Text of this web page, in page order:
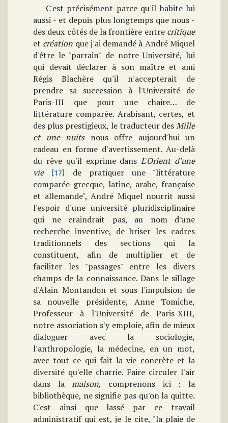
C'est précisément parce qu'il habite lui
aussi - et depuis plus longtemps que nous -
des deux côtés de la frontière entrecritique
et création que j'ai demandé à André Miquel
d'être le "parrain" de notre Université, lui
qui devait déclarer à son maître et ami
Régis Blachère qu'il n'accepterait de
prendre sa succession à l'Université de
Paris-III que pour une chaire… de
littérature comparée. Arabisant, certes, et
des plus prestigieux, le traducteur desMille
et une nuitsnous offre aujourd'hui un
cadeau en forme d'avertissement. Au-delà
du rêve qu'il exprime dansL'Orient d'une
vie
[17]
de pratiquer une "littérature
comparée grecque, latine, arabe, française
et allemande", André Miquel nourrit aussi
l'espoir d'une université pluridisciplinaire
qui ne craindrait pas, au nom d'une
recherche inventive, de briser les cadres
traditionnels des sections qui la
constituent, afin de multiplier et de
faciliter les "passages" entre les divers
champs de la connaissance. Dans le sillage
d'Alain Montandon et sous l'impulsion de
sa nouvelle présidente, Anne Tomiche,
Professeur à l'Université de Paris-XIII,
notre association s'y emploie, afin de mieux
dialoguer avec la sociologie,
l'anthropologie, la médecine, en un mot,
avec tout ce qui fait la vie concrète et la
diversité qu'elle charrie. Faire circuler l'air
dans lamaison, comprenons ici : la
bibliothèque, ne signifie pas qu'on la quitte.
C'est ainsi que lassé par ce travail
administratif qui est, je le cite, "la plaie de